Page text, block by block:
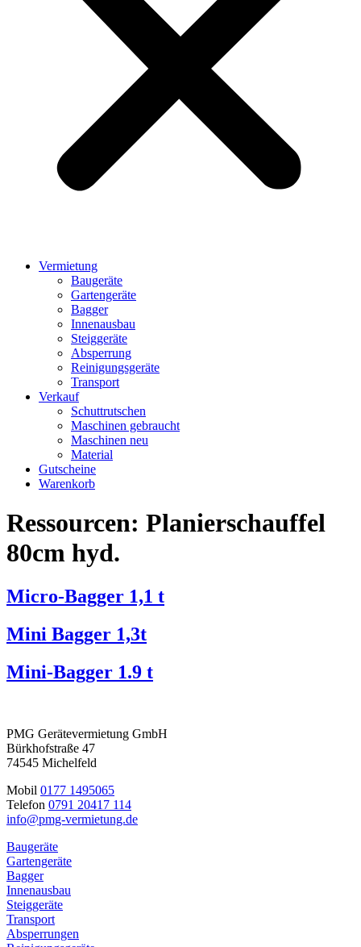
Vermietung
Baugeräte
Gartengeräte
Bagger
Innenausbau
Steiggeräte
Absperrung
Reinigungsgeräte
Transport
Verkauf
Schuttrutschen
Maschinen gebraucht
Maschinen neu
Material
Gutscheine
Warenkorb
Ressourcen: Planierschauffel
80cm hyd.
Micro-Bagger 1,1 t
Mini Bagger 1,3t
Mini-Bagger 1.9 t
PMG Gerätevermietung GmbH
Bürkhofstraße 47
74545 Michelfeld
Mobil 0177 1495065
Telefon 0791 20417 114
info@pmg-vermietung.de
Baugeräte
Gartengeräte
Bagger
Innenausbau
Steiggeräte
Transport
Absperrungen